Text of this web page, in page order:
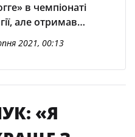
в чемпіонаті
але отримав
2021, 00:13
«Я